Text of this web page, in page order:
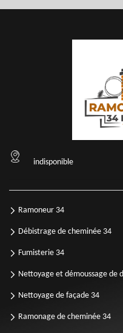
indisponible
Ramoneur 34
Débistrage de cheminée 34
Fumisterie 34
Nettoyage et démoussage de
Nettoyage de façade 34
Ramonage de cheminée 34